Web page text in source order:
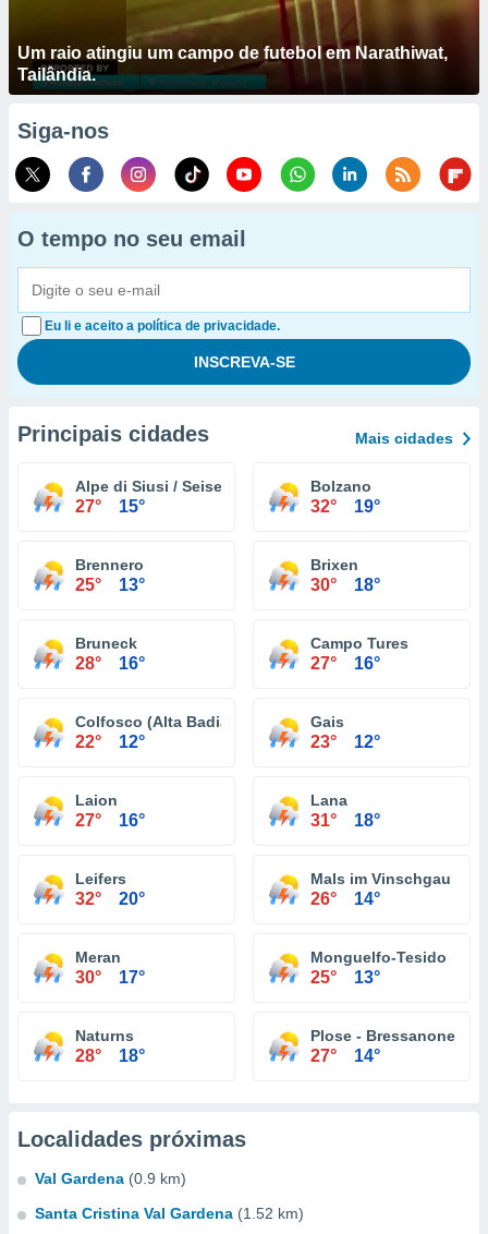
Um raio atingiu um campo de futebol em Narathiwat,
Tailândia.
Siga-nos
O tempo no seu email
Eu li e aceito a política de privacidade.
Principais cidades Mais cidades
Alpe di Siusi / Seiser Alm
27° 15°
Bolzano
32° 19°
Brennero
25° 13°
Brixen
30° 18°
Bruneck
28° 16°
Campo Tures
27° 16°
Colfosco (Alta Badia)
22° 12°
Gais
23° 12°
Laion
27° 16°
Lana
31° 18°
Leifers
32° 20°
Mals im Vinschgau
26° 14°
Meran
30° 17°
Monguelfo-Tesido
25° 13°
Naturns
28° 18°
Plose - Bressanone
27° 14°
Localidades próximas
Val Gardena (0.9 km)
Santa Cristina Val Gardena (1.52 km)